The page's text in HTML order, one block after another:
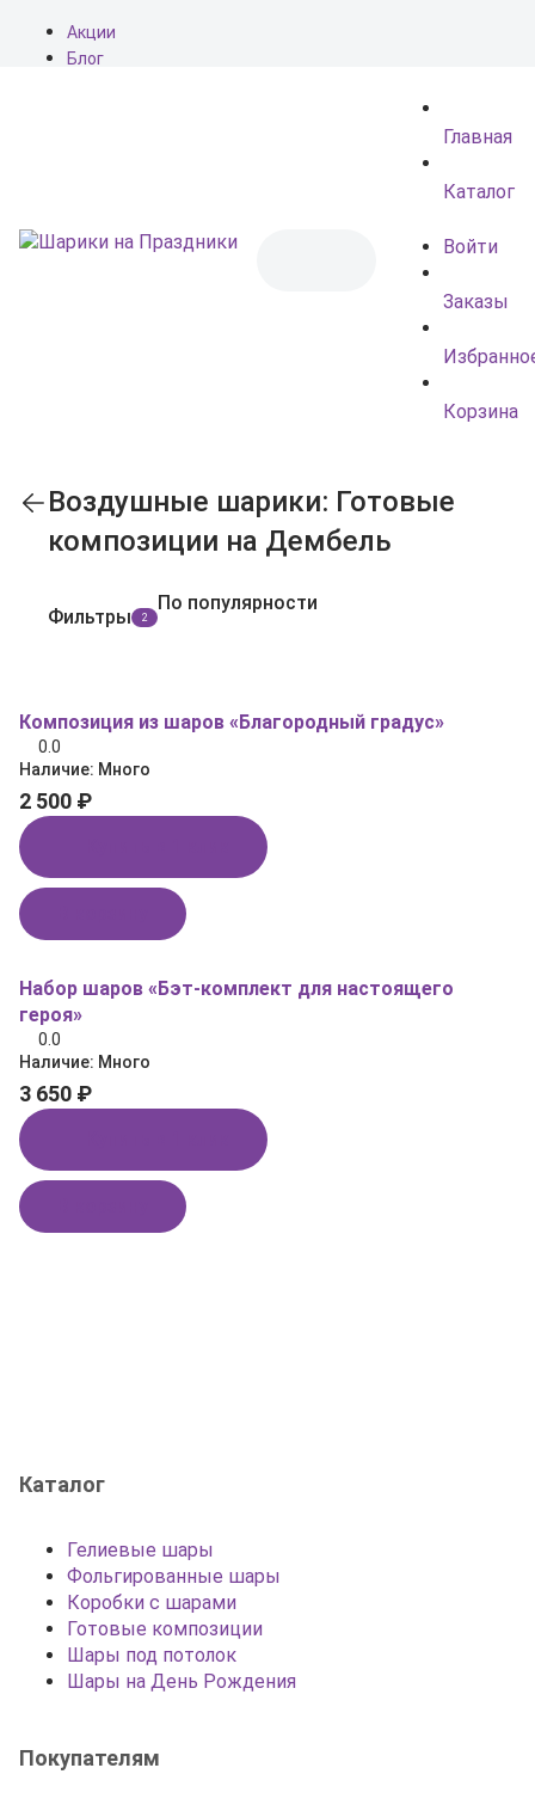
Акции
Блог
Главная
Каталог
Войти
Заказы
Корзина
Воздушные шарики: Готовые
композиции на Дембель
Фильтры 2
По популярности
Композиция из шаров «Благородный градус»
0.0
Наличие: Много
2 500 ₽
Набор шаров «Бэт‑комплект для настоящего
героя»
0.0
Наличие: Много
3 650 ₽
Каталог
Гелиевые шары
Фольгированные шары
Коробки с шарами
Готовые композиции
Шары под потолок
Шары на День Рождения
Покупателям